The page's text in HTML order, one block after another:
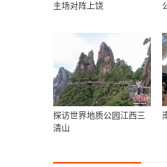
主场对阵上饶
探访世界地质公园江西三
清山